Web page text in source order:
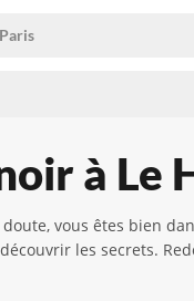
à Le
vous êtes bien
les secrets.